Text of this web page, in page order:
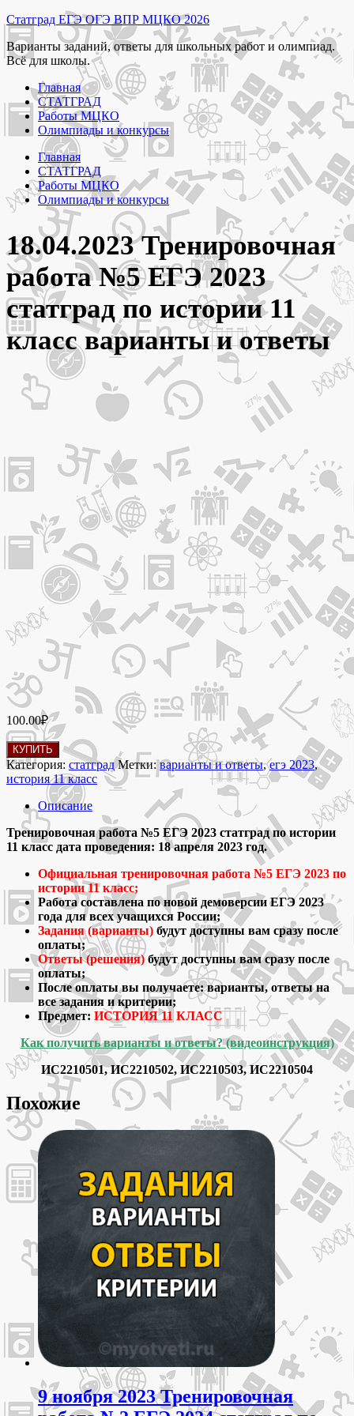
Перейти
к
содержимому
Статград ЕГЭ ОГЭ ВПР МЦКО 2026
Варианты заданий, ответы для школьных работ и олимпиад.
Всё для школы.
Главная
СТАТГРАД
Работы МЦКО
Олимпиады и конкурсы
Главная
СТАТГРАД
Работы МЦКО
Олимпиады и конкурсы
18.04.2023 Тренировочная
работа №5 ЕГЭ 2023
статград по истории 11
класс варианты и ответы
100.00₽
Количество
товара
18.04.2023
Тренировочная
работа
№5
ЕГЭ
2023
истории
класс
варианты
ответы
КУПИТЬ
Категория: статград Метки:варианты и ответы,егэ 2023,
история 11 класс
Описание
Тренировочная работа №5 ЕГЭ 2023 статград по истории
11 класс дата проведения: 18 апреля 2023 год.
Официальная тренировочная работа №5 ЕГЭ 2023 по
истории 11 класс;
Работа составлена по новой демоверсии ЕГЭ 2023
года для всех учащихся России;
Задания (варианты) будут доступны вам сразу после
оплаты;
Ответы (решения) будут доступны вам сразу после
оплаты;
После оплаты вы получаете: варианты, ответы на
все задания и критерии;
Предмет: ИСТОРИЯ 11 КЛАСС
Как получить варианты и ответы? (видеоинструкция)
ИС2210501, ИС2210502, ИС2210503, ИС2210504
Похожие
9 ноября 2023 Тренировочная